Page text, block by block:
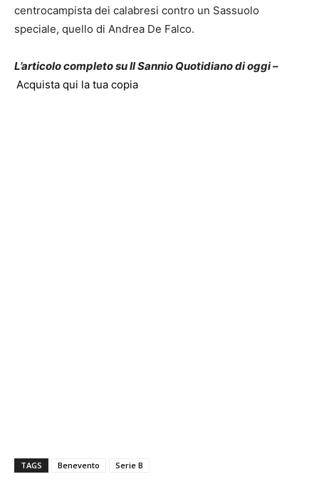
centrocampista dei calabresi contro un Sassuolo
speciale, quello di Andrea De Falco.
L’articolo completo su Il Sannio Quotidiano di oggi –
Acquista qui la tua copia
TAGS Benevento Serie B